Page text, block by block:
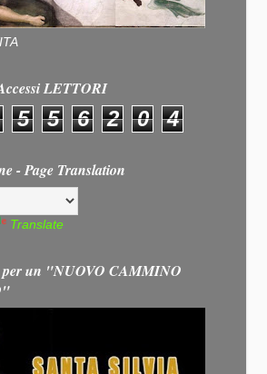
LETTORI
5 5 6 2 0 4
- Page Translation
Translate
per un "NUOVO CAMMINO